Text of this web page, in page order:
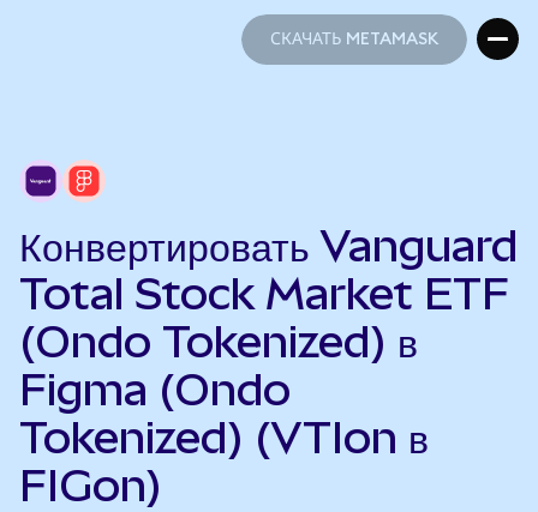
СКАЧАТЬ METAMASK
Конвертировать Vanguard
Total Stock Market ETF
(Ondo Tokenized) в
Figma (Ondo
Tokenized) (VTIon в
FIGon)